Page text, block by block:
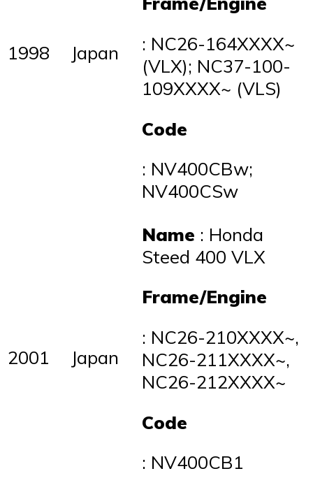
1998 Japan
: NC26-164XXXX~
(VLX); NC37-100-
109XXXX~ (VLS)
Code
: NV400CBw;
NV400CSw
2001 Japan
Name : Honda
Steed 400 VLX
Frame/Engine
: NC26-210XXXX~,
NC26-211XXXX~,
NC26-212XXXX~
Code
: NV400CB1